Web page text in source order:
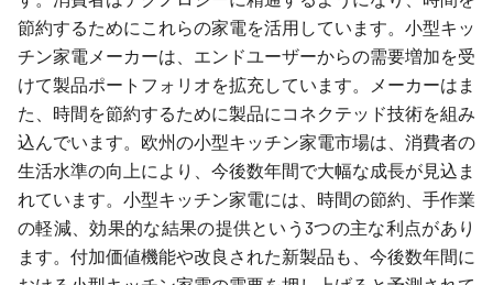
節約するためにこれらの家電を活用しています。小型キッ
チン家電メーカーは、エンドユーザーからの需要増加を受
けて製品ポートフォリオを拡充しています。メーカーはま
た、時間を節約するために製品にコネクテッド技術を組み
込んでいます。欧州の小型キッチン家電市場は、消費者の
生活水準の向上により、今後数年間で大幅な成長が見込ま
れています。小型キッチン家電には、時間の節約、手作業
の軽減、効果的な結果の提供という3つの主な利点があり
ます。付加価値機能や改良された新製品も、今後数年間に